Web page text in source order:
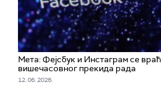
Мета: Фејсбук и Инстаграм се
вишечасовног прекида рада
12. 06. 2026.